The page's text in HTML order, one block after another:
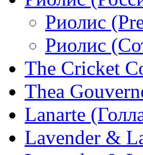
Риолис
Риолис
The Cricket
Thea
Lanarte
Lavender &